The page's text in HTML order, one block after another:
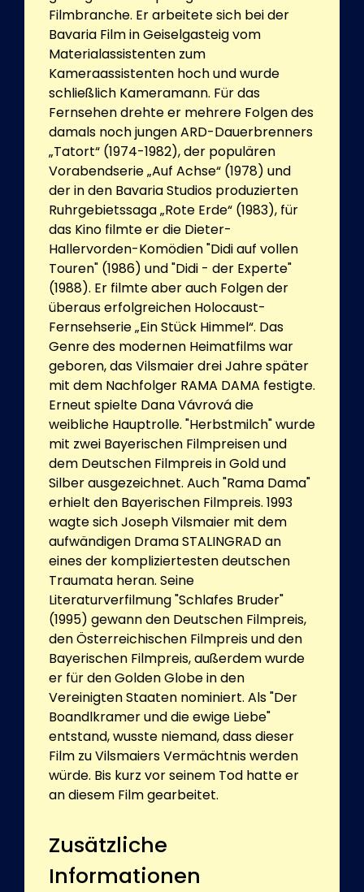
Filmbranche. Er arbeitete sich bei der
Bavaria Film in Geiselgasteig vom
Materialassistenten zum
Kameraassistenten hoch und wurde
schließlich Kameramann. Für das
Fernsehen drehte er mehrere Folgen des
damals noch jungen ARD-Dauerbrenners
„Tatort“ (1974-1982), der populären
Vorabendserie „Auf Achse“ (1978) und
der in den Bavaria Studios produzierten
Ruhrgebietssaga „Rote Erde“ (1983), für
das Kino filmte er die Dieter-
Hallervorden-Komödien "Didi auf vollen
Touren" (1986) und "Didi - der Experte"
(1988). Er filmte aber auch Folgen der
überaus erfolgreichen Holocaust-
Fernsehserie „Ein Stück Himmel“. Das
Genre des modernen Heimatfilms war
geboren, das Vilsmaier drei Jahre später
mit dem Nachfolger RAMA DAMA festigte.
Erneut spielte Dana Vávrová die
weibliche Hauptrolle. "Herbstmilch" wurde
mit zwei Bayerischen Filmpreisen und
dem Deutschen Filmpreis in Gold und
Silber ausgezeichnet. Auch "Rama Dama"
erhielt den Bayerischen Filmpreis. 1993
wagte sich Joseph Vilsmaier mit dem
aufwändigen Drama STALINGRAD an
eines der kompliziertesten deutschen
Traumata heran. Seine
Literaturverfilmung "Schlafes Bruder"
(1995) gewann den Deutschen Filmpreis,
den Österreichischen Filmpreis und den
Bayerischen Filmpreis, außerdem wurde
er für den Golden Globe in den
Vereinigten Staaten nominiert. Als "Der
Boandlkramer und die ewige Liebe"
entstand, wusste niemand, dass dieser
Film zu Vilsmaiers Vermächtnis werden
würde. Bis kurz vor seinem Tod hatte er
an diesem Film gearbeitet.
Zusätzliche
Informationen